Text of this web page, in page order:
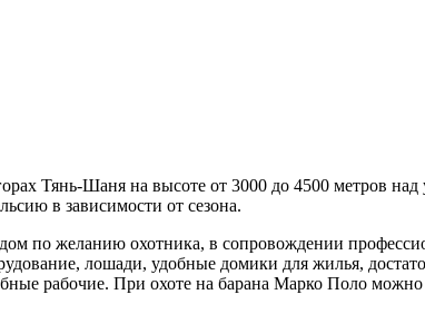
Тянь-Шаня на высоте от 3000 до 4500 метров
в зависимости от сезона.
по желанию охотника, в сопровождении
лошади, удобные домики для жилья,
рабочие. При охоте на барана Марко Поло